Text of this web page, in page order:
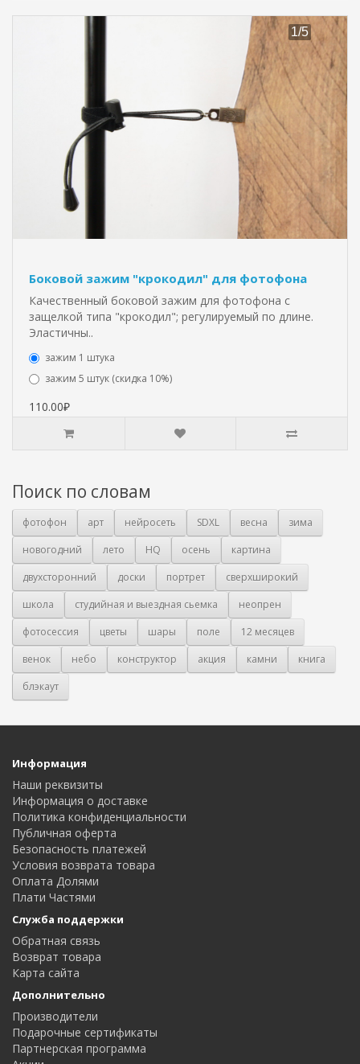
Боковой зажим "крокодил" для фотофона
Качественный боковой зажим для фотофона с
защелкой типа "крокодил"; регулируемый по длине.
Эластичны..
зажим 1 штука
зажим 5 штук (скидка 10%)
110.00₽
Поиск по словам
фотофон арт нейросеть SDXL весна
зима
новогодний
лето HQ осень
картина
двухсторонний
доски портрет
сверхширокий
школа
студийная и выездная сьемка
неопрен
фотосессия
цветы шары поле
12 месяцев
венок
небо конструктор акция камни
книга
блэкаут
Информация
Наши реквизиты
Информация о доставке
Политика конфиденциальности
Публичная оферта
Безопасность платежей
Условия возврата товара
Оплата Долями
Плати Частями
Служба поддержки
Обратная связь
Возврат товара
Карта сайта
Дополнительно
Производители
Подарочные сертификаты
Партнерская программа